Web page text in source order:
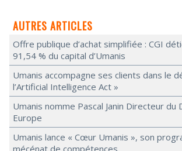
AUTRES ARTICLES
Offre publique d’achat simplifiée : CGI
91,54 % du capital d’Umanis
Umanis accompagne ses clients dans le
l’Artificial Intelligence Act »
Umanis nomme Pascal Janin Directeur
Europe
Umanis lance « Cœur Umanis », son
mécénat de compétences